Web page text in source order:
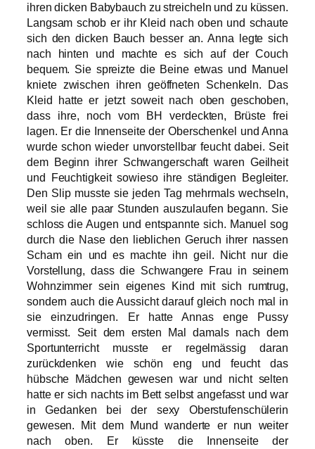
ihren dicken Babybauch zu streicheln und zu küssen.
Langsam schob er ihr Kleid nach oben und schaute
sich den dicken Bauch besser an. Anna legte sich
nach hinten und machte es sich auf der Couch
bequem. Sie spreizte die Beine etwas und Manuel
kniete zwischen ihren geöffneten Schenkeln. Das
Kleid hatte er jetzt soweit nach oben geschoben,
dass ihre, noch vom BH verdeckten, Brüste frei
lagen. Er die Innenseite der Oberschenkel und Anna
wurde schon wieder unvorstellbar feucht dabei. Seit
dem Beginn ihrer Schwangerschaft waren Geilheit
und Feuchtigkeit sowieso ihre ständigen Begleiter.
Den Slip musste sie jeden Tag mehrmals wechseln,
weil sie alle paar Stunden auszulaufen begann. Sie
schloss die Augen und entspannte sich. Manuel sog
durch die Nase den lieblichen Geruch ihrer nassen
Scham ein und es machte ihn geil. Nicht nur die
Vorstellung, dass die Schwangere Frau in seinem
Wohnzimmer sein eigenes Kind mit sich rumtrug,
sondern auch die Aussicht darauf gleich noch mal in
sie einzudringen. Er hatte Annas enge Pussy
vermisst. Seit dem ersten Mal damals nach dem
Sportunterricht musste er regelmässig daran
zurückdenken wie schön eng und feucht das
hübsche Mädchen gewesen war und nicht selten
hatte er sich nachts im Bett selbst angefasst und war
in Gedanken bei der sexy Oberstufenschülerin
gewesen. Mit dem Mund wanderte er nun weiter
nach oben. Er küsste die Innenseite der